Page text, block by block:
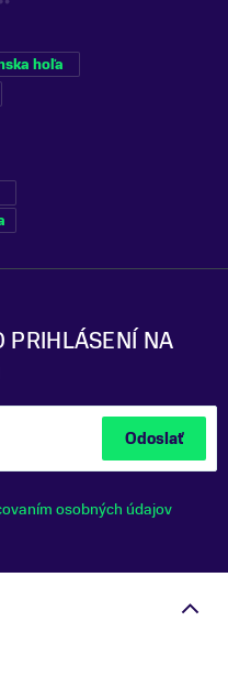
PRIHLÁSENÍ NA
Odoslať
osobných údajov
hoľa